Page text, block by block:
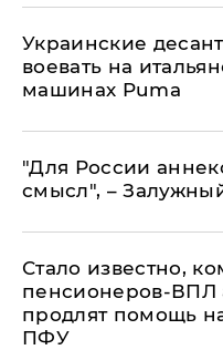
Украинские
воевать на
машинах Puma
"Для России
смысл", –
Стало известно,
пенсионеров-ВПЛ
продлят помощь
ПФУ